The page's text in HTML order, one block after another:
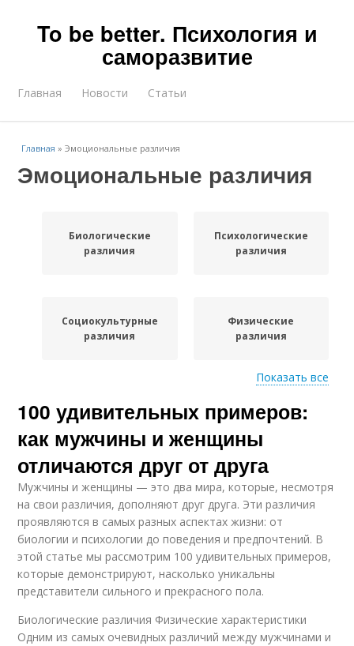
To be better. Психология и
саморазвитие
Главная Новости Статьи
Главная »Эмоциональные различия
Эмоциональные различия
Биологические
различия
Психологические
различия
Социокультурные
различия
Физические
различия
Различия между
мужчиной
Когнитивные
различия
Различия в стиле Различия в принятии
Различия в подходах
Различия в
восприятии
Показать все
100 удивительных примеров:
как мужчины и женщины
отличаются друг от друга
Мужчины и женщины — это два мира, которые, несмотря
на свои различия, дополняют друг друга. Эти различия
проявляются в самых разных аспектах жизни: от
биологии и психологии до поведения и предпочтений. В
этой статье мы рассмотрим 100 удивительных примеров,
которые демонстрируют, насколько уникальны
представители сильного и прекрасного пола.
Биологические различия Физические характеристики
Одним из самых очевидных различий между мужчинами и